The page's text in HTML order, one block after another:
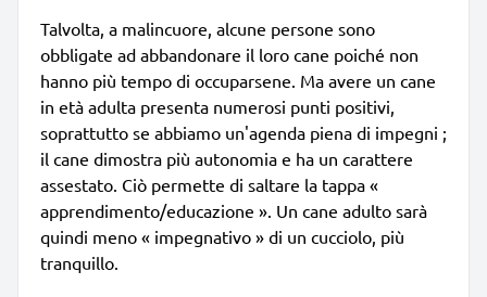
Talvolta, a malincuore, alcune persone sono
obbligate ad abbandonare il loro cane poiché non
hanno più tempo di occuparsene. Ma avere un cane
in età adulta presenta numerosi punti positivi,
soprattutto se abbiamo un'agenda piena di impegni ;
il cane dimostra più autonomia e ha un carattere
assestato. Ciò permette di saltare la tappa «
apprendimento/educazione ». Un cane adulto sarà
quindi meno « impegnativo » di un cucciolo, più
tranquillo.